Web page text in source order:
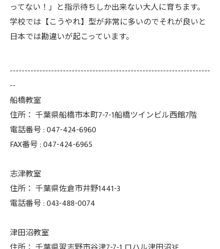
ってない！」と指示待ちしか出来ない大人に育ちます。
学校では【こうやれ】型が非常に多いのでそれが良いと
日本では勘違いが起こっています。
--------------------------------------------------------------------
--
船橋教室
住所： 千葉県船橋市本町7-7-1船橋ツインビル西館7階
電話番号 :047-424-6960
FAX番号 :047-424-6965
志津教室
住所： 千葉県佐倉市井野1441-3
電話番号 :043-488-0074
津田沼教室